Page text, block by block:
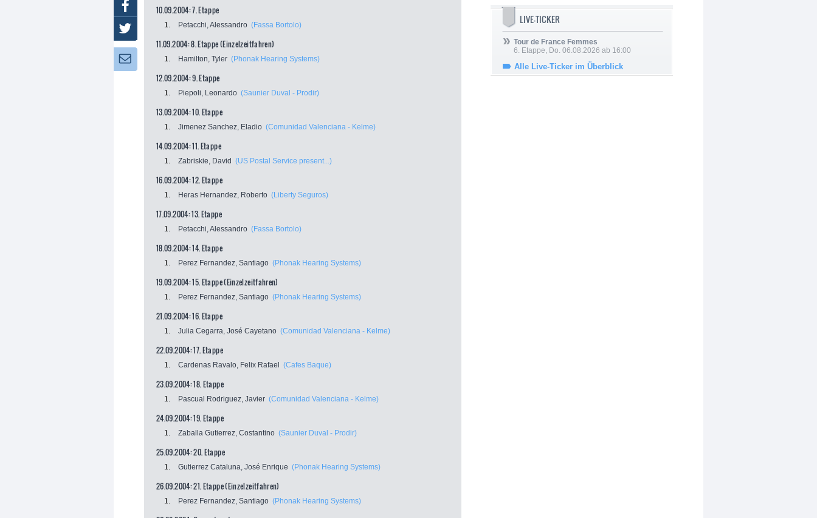
10.09.2004: 7. Etappe
1. Petacchi, Alessandro (Fassa Bortolo)
11.09.2004: 8. Etappe (Einzelzeitfahren)
1. Hamilton, Tyler (Phonak Hearing Systems)
12.09.2004: 9. Etappe
1. Piepoli, Leonardo (Saunier Duval - Prodir)
13.09.2004: 10. Etappe
1. Jimenez Sanchez, Eladio (Comunidad Valenciana - Kelme)
14.09.2004: 11. Etappe
1. Zabriskie, David (US Postal Service present...)
16.09.2004: 12. Etappe
1. Heras Hernandez, Roberto (Liberty Seguros)
17.09.2004: 13. Etappe
1. Petacchi, Alessandro (Fassa Bortolo)
18.09.2004: 14. Etappe
1. Perez Fernandez, Santiago (Phonak Hearing Systems)
19.09.2004: 15. Etappe (Einzelzeitfahren)
1. Perez Fernandez, Santiago (Phonak Hearing Systems)
21.09.2004: 16. Etappe
1. Julia Cegarra, José Cayetano (Comunidad Valenciana - Kelme)
22.09.2004: 17. Etappe
1. Cardenas Ravalo, Felix Rafael (Cafes Baque)
23.09.2004: 18. Etappe
1. Pascual Rodriguez, Javier (Comunidad Valenciana - Kelme)
24.09.2004: 19. Etappe
1. Zaballa Gutierrez, Costantino (Saunier Duval - Prodir)
25.09.2004: 20. Etappe
1. Gutierrez Cataluna, José Enrique (Phonak Hearing Systems)
26.09.2004: 21. Etappe (Einzelzeitfahren)
1. Perez Fernandez, Santiago (Phonak Hearing Systems)
LIVE-TICKER
Tour de France Femmes
6. Etappe, Do. 06.08.2026 ab 16:00
Alle Live-Ticker im Überblick
Facebook
Twitter
Newsletter: